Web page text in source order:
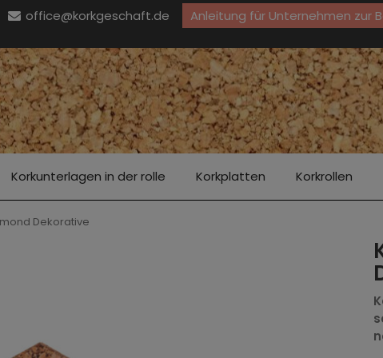
office@korkgeschaft.de
Anleitung für Unternehmen zur
Korkunterlagen in der rolle Korkplatten Korkrollen
Dekorative